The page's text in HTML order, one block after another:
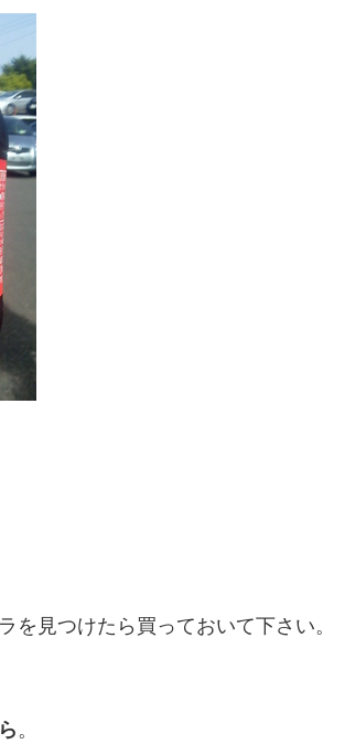
を見つけたら買っておいて下さい。
。